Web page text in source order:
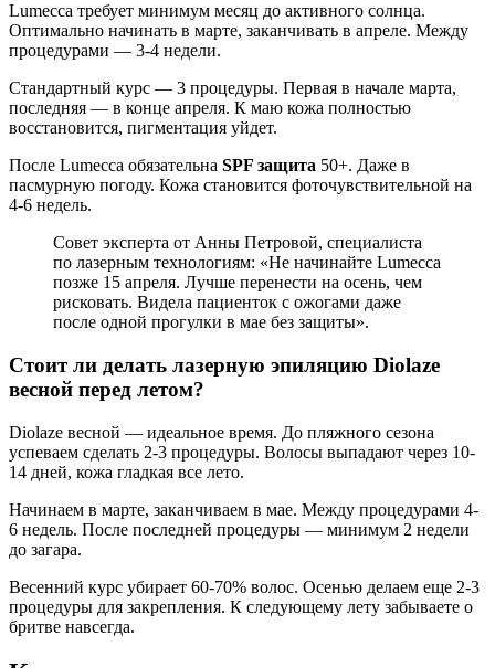
Lumecca требует минимум месяц до активного солнца.
Оптимально начинать в марте, заканчивать в апреле. Между
процедурами — 3-4 недели.
Стандартный курс — 3 процедуры. Первая в начале марта,
последняя — в конце апреля. К маю кожа полностью
восстановится, пигментация уйдет.
После Lumecca обязательна SPF защита 50+. Даже в
пасмурную погоду. Кожа становится фоточувствительной на
4-6 недель.
Совет эксперта от Анны Петровой, специалиста
по лазерным технологиям: «Не начинайте Lumecca
позже 15 апреля. Лучше перенести на осень, чем
рисковать. Видела пациенток с ожогами даже
после одной прогулки в мае без защиты».
Стоит ли делать лазерную эпиляцию Diolaze
весной перед летом?
Diolaze весной — идеальное время. До пляжного сезона
успеваем сделать 2-3 процедуры. Волосы выпадают через 10-
14 дней, кожа гладкая все лето.
Начинаем в марте, заканчиваем в мае. Между процедурами 4-
6 недель. После последней процедуры — минимум 2 недели
до загара.
Весенний курс убирает 60-70% волос. Осенью делаем еще 2-3
процедуры для закрепления. К следующему лету забываете о
бритве навсегда.